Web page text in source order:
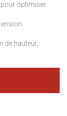
optimiser
de hauteur,